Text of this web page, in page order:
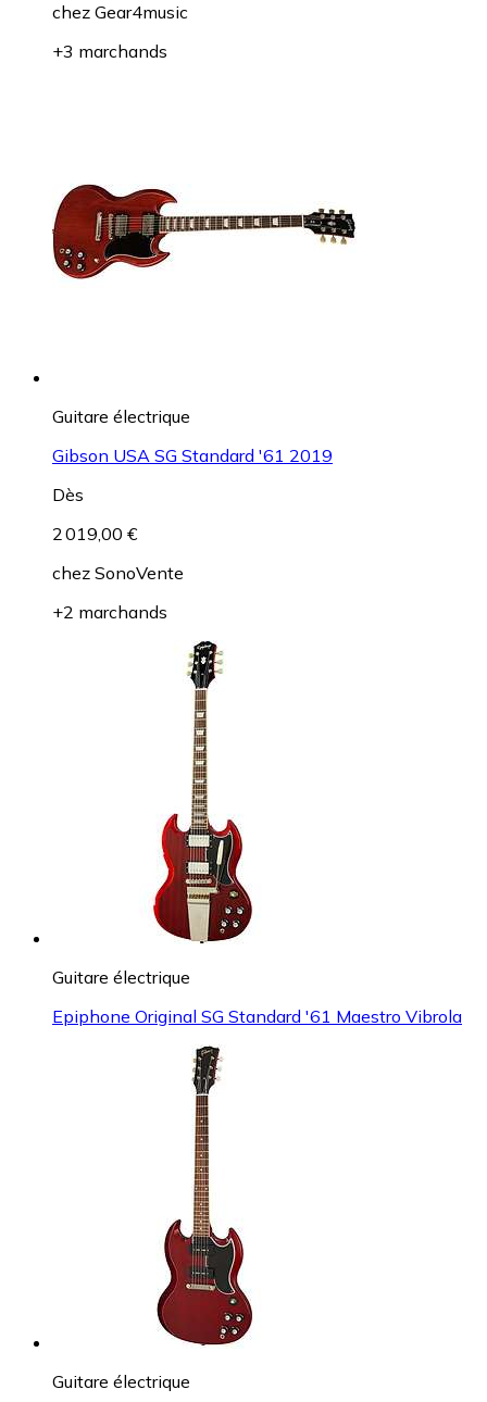
chez Gear4music
+3 marchands
Guitare électrique
Gibson USA SG Standard '61 2019
Dès
2 019,00 €
chez SonoVente
+2 marchands
Guitare électrique
Epiphone Original SG Standard '61 Maestro Vibrola
Guitare électrique